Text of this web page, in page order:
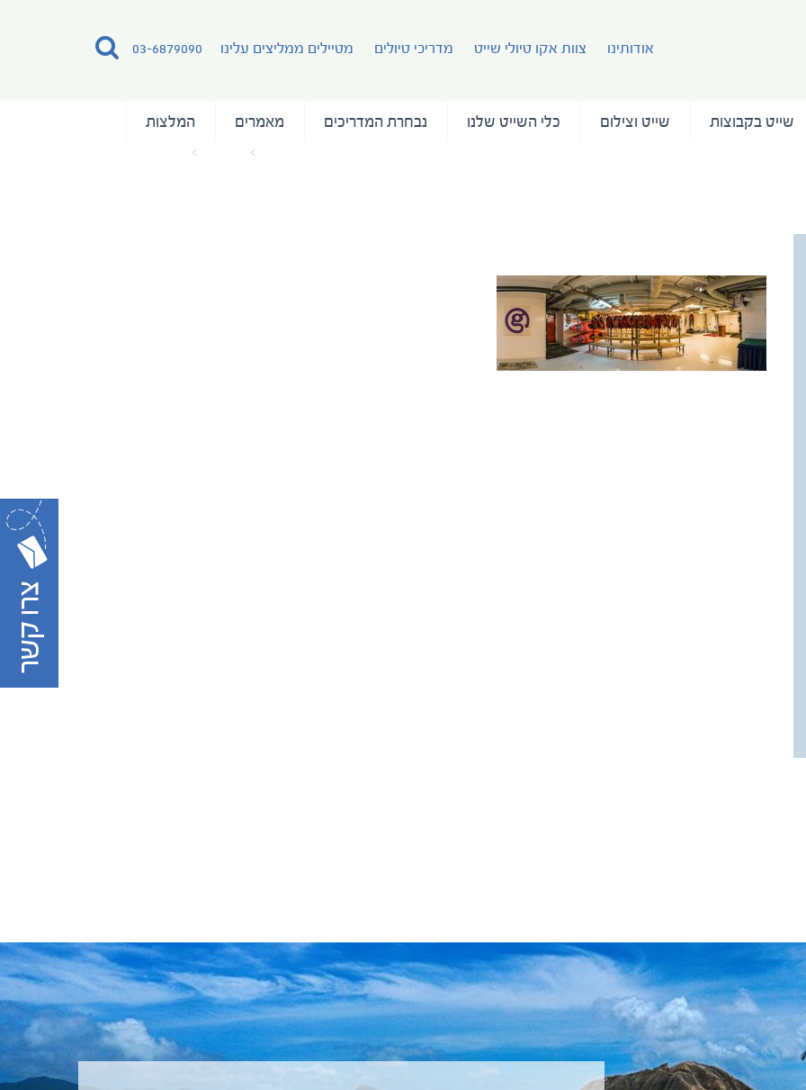
03-6879090 אודותינו צוות אקו טיולי שייט מדריכי טיולים מטיילים ממליצים עלינו
שייט בקבוצות שייט וצילום כלי השייט שלנו נבחרת המדריכים מאמרים המלצות